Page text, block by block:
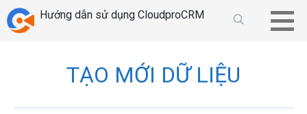
Chuyển
tới
Hướng dẫn sử dụng CloudproCRM
TẠO MỚI DỮ LIỆU